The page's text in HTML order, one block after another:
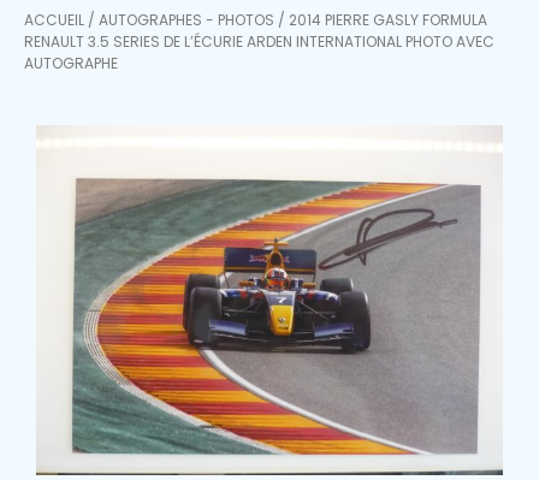
ACCUEIL / AUTOGRAPHES - PHOTOS / 2014 PIERRE GASLY FORMULA
RENAULT 3.5 SERIES DE L’ÉCURIE ARDEN INTERNATIONAL PHOTO AVEC
AUTOGRAPHE